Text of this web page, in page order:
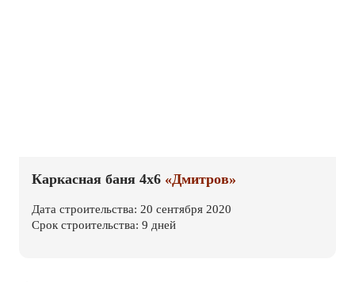
Каркасная баня 4х6 «Дмитров»
Дата строительства: 20 сентября 2020
Срок строительства: 9 дней